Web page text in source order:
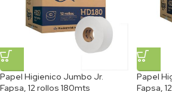
Papel Higienico Jumbo Jr.
Fapsa, 12 rollos 180mts
Papel
Fapsa,